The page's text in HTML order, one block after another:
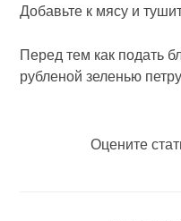
Добавьте к мясу и
Перед тем как подать
рубленой зеленью
Оцените